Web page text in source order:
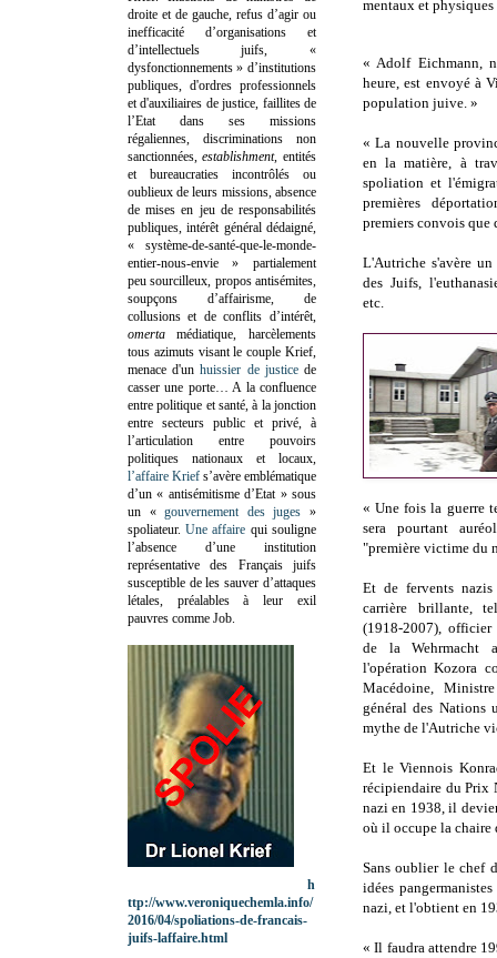
mentaux et physiques
« Adolf Eichmann,
heure, est envoyé à
population juive. »
« La nouvelle
en la matière, à
spoliation et
premières
premiers convois que
L'Autriche s'avère
des Juifs,
etc.
« Une fois la guerre
sera pourtant
"première victime du
Et de fervents
carrière brillante,
(1918-2007),officier
de la Wehrmacht
l'opération Kozora
Macédoine,
général des Nations
mythe de l'Autriche
Et le Viennois
récipiendaire du Prix
nazi en 1938, il
où il occupe la chaire
Sans oublier le chef
idées
nazi, et l'obtient en
« Il faudra attendre
droite et de gauche, refus d’agir ou
inefficacité d’organisations et
d’intellectuels juifs, «
dysfonctionnements » d’institutions
publiques, d'ordres professionnels
et d'auxiliaires de justice, faillites de
l’Etat dans ses missions
régaliennes, discriminations non
sanctionnées,establishment, entités
et bureaucraties incontrôlés ou
oublieux de leurs missions, absence
de mises en jeu de responsabilités
publiques, intérêt général dédaigné,
« système-de-santé-que-le-monde-
entier-nous-envie » partialement
peu sourcilleux, propos antisémites,
soupçons d’affairisme, de
collusions et de conflits d’intérêt,
omertamédiatique, harcèlements
tous azimuts visant le couple Krief,
menace d'unhuissier de justicede
casser une porte… A la confluence
entre politique et santé, à la jonction
entre secteurs public et privé, à
l’articulation entre pouvoirs
politiques nationaux et locaux,
l’affaire Krief s’avère emblématique
d’un « antisémitisme d’Etat » sous
un «gouvernement des juges »
spoliateur.Une affaire qui souligne
l’absence d’une institution
représentative des Français juifs
susceptible de les sauver d’attaques
létales, préalables à leur exil
pauvres comme Job.
h
ttp://www.veroniquechemla.info/
2016/04/spoliations-de-francais-
juifs-laffaire.html